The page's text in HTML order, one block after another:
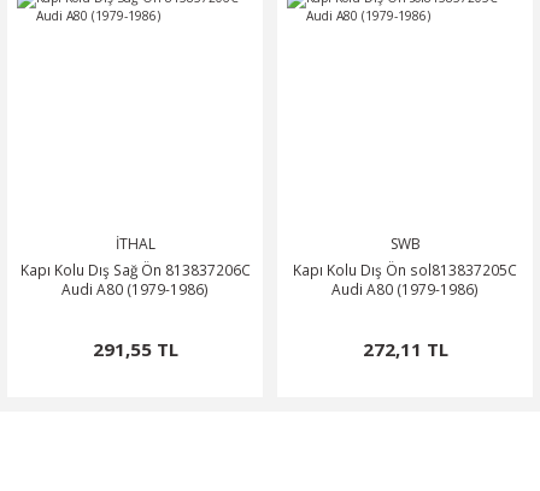
İTHAL
Kapı Kolu Dış Sağ Ön 813837206C
Audi A80 (1979-1986)
291,55 TL
SWB
Kapı Kolu Dış Ön sol813837205C
Audi A80 (1979-1986)
272,11 TL